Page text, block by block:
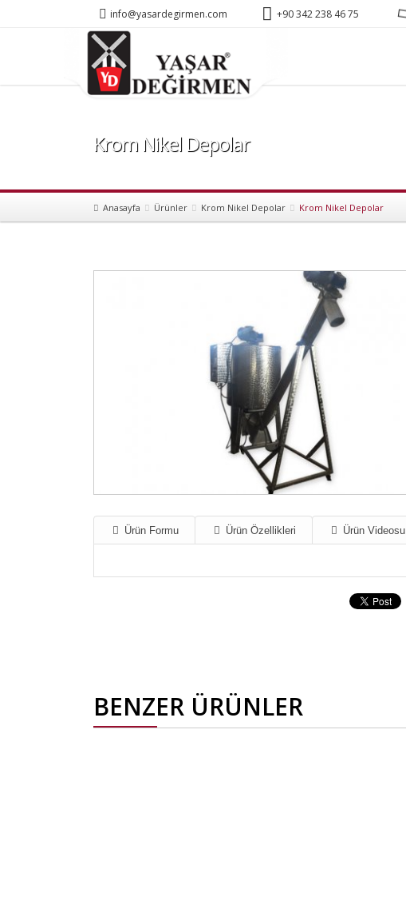
info@yasardegirmen.com +90 342 238 46 75
Krom Nikel Depolar
Anasayfa Ürünler Krom Nikel Depolar Krom Nikel Depolar
Ürün Formu Ürün Özellikleri Ürün Videosu
BENZER ÜRÜNLER